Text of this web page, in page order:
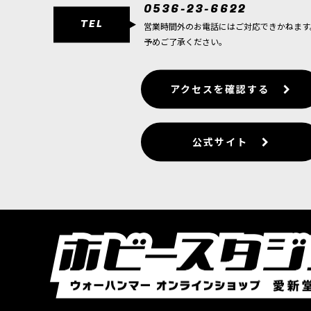
TEL
0536-23-6622
営業時間外のお電話にはご対応できかねま
予めご了承ください。
アクセスを確認する
公式サイト